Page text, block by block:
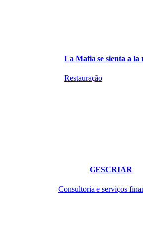
La Mafia se sienta a la
Restauração
GESCRIAR
Consultoria e serviços